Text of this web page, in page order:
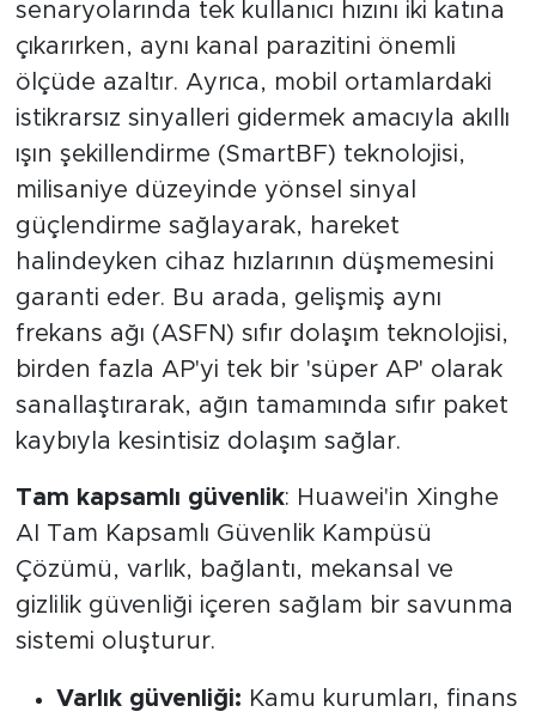
senaryolarında tek kullanıcı hızını iki katına
çıkarırken, aynı kanal parazitini önemli
ölçüde azaltır. Ayrıca, mobil ortamlardaki
istikrarsız sinyalleri gidermek amacıyla akıllı
ışın şekillendirme (SmartBF) teknolojisi,
milisaniye düzeyinde yönsel sinyal
güçlendirme sağlayarak, hareket
halindeyken cihaz hızlarının düşmemesini
garanti eder. Bu arada, gelişmiş aynı
frekans ağı (ASFN) sıfır dolaşım teknolojisi,
birden fazla AP'yi tek bir 'süper AP' olarak
sanallaştırarak, ağın tamamında sıfır paket
kaybıyla kesintisiz dolaşım sağlar.
Tam kapsamlı güvenlik: Huawei'in Xinghe
AI Tam Kapsamlı Güvenlik Kampüsü
Çözümü, varlık, bağlantı, mekansal ve
gizlilik güvenliği içeren sağlam bir savunma
sistemi oluşturur.
Varlık güvenliği: Kamu kurumları, finans